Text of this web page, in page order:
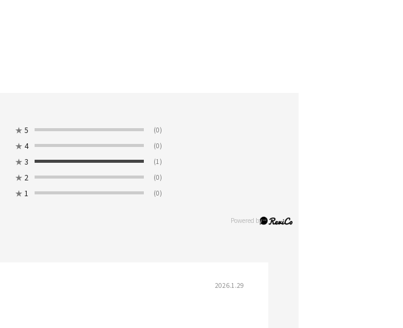
★ 5 (0)
★ 4 (0)
★ 3 (1)
★ 2 (0)
★ 1 (0)
2026.1.29